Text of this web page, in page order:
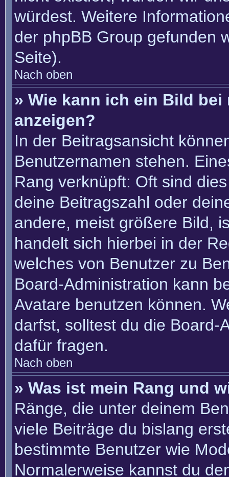
würdest. Weitere
der phpBB Group gefunden
Seite).
Nach oben
» Wie kann ich ein Bild bei
anzeigen?
In der Beitragsansicht
Benutzernamen stehen.
Rang verknüpft: Oft sind
deine Beitragszahl oder
andere, meist größere Bild,
handelt sich hierbei in der
welches von Benutzer zu
Board-Administration kann
Avatare benutzen können.
darfst, solltest du die Board-
dafür fragen.
Nach oben
» Was ist mein Rang und
Ränge, die unter deinem
viele Beiträge du bislang
bestimmte Benutzer wie
Normalerweise kannst du